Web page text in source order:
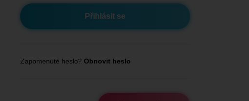
Zapomenuté heslo? Obnovit heslo